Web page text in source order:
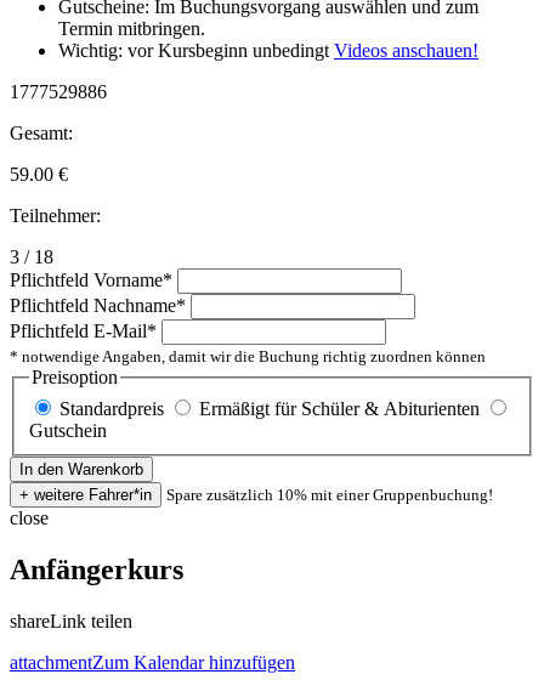
Gutscheine: Im Buchungsvorgang auswählen und zum
Termin mitbringen.
Wichtig: vor Kursbeginn unbedingtVideos anschauen!
1777529886
Gesamt:
59.00 €
Teilnehmer:
3 / 18
Pflichtfeld Vorname*
Pflichtfeld Nachname*
Pflichtfeld E-Mail*
* notwendige Angaben, damit wir die Buchung richtig zuordnen können
Preisoption
Standardpreis
Ermäßigt für Schüler & Abiturienten
Gutschein
Spare zusätzlich 10% mit einer Gruppenbuchung!
close
Anfängerkurs
shareLink teilen
attachmentZum Kalendar hinzufügen